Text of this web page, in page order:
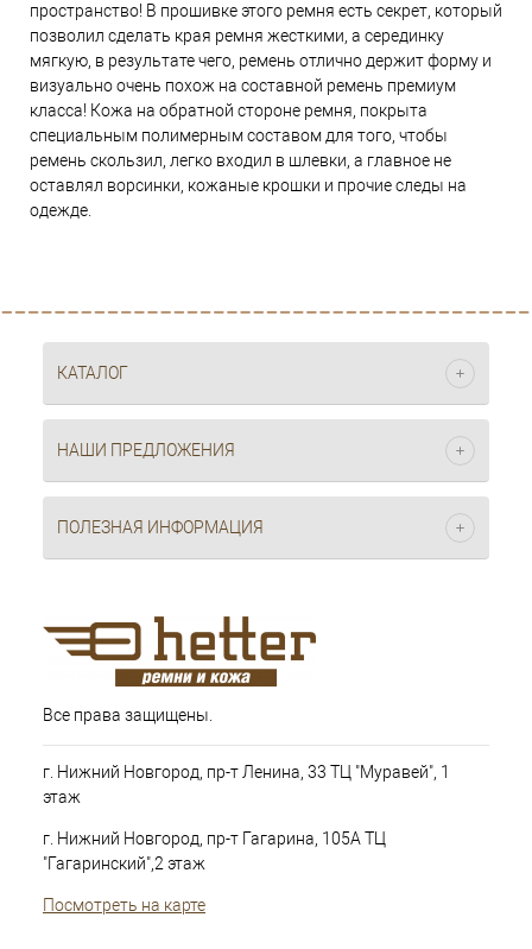
пространство! В прошивке этого ремня есть секрет, который
позволил сделать края ремня жесткими, а серединку
мягкую, в результате чего, ремень отлично держит форму и
визуально очень похож на составной ремень премиум
класса! Кожа на обратной стороне ремня, покрыта
специальным полимерным составом для того, чтобы
ремень скользил, легко входил в шлевки, а главное не
оставлял ворсинки, кожаные крошки и прочие следы на
одежде.
КАТАЛОГ
НАШИ ПРЕДЛОЖЕНИЯ
ПОЛЕЗНАЯ ИНФОРМАЦИЯ
Все права защищены.
г. Нижний Новгород, пр-т Ленина, 33 ТЦ "Муравей", 1
этаж
г. Нижний Новгород, пр-т Гагарина, 105А ТЦ
"Гагаринский",2 этаж
Посмотреть на карте